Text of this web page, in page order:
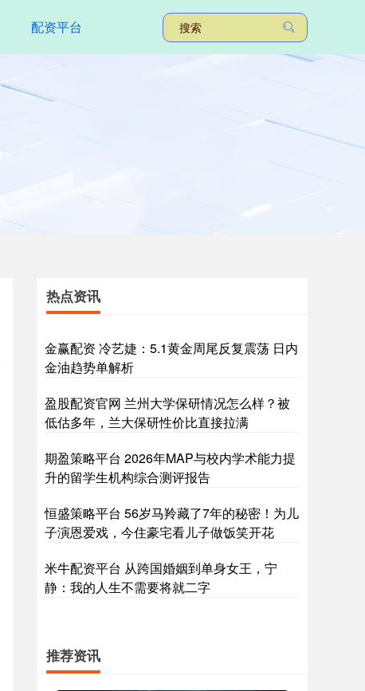
配资平台
热点资讯
金赢配资 冷艺婕：5.1黄金周尾反复震荡 日内
金油趋势单解析
盈股配资官网 兰州大学保研情况怎么样？被
低估多年，兰大保研性价比直接拉满
期盈策略平台 2026年MAP与校内学术能力提
升的留学生机构综合测评报告
恒盛策略平台 56岁马羚藏了7年的秘密！为儿
子演恩爱戏，今住豪宅看儿子做饭笑开花
米牛配资平台 从跨国婚姻到单身女王，宁
静：我的人生不需要将就二字
推荐资讯